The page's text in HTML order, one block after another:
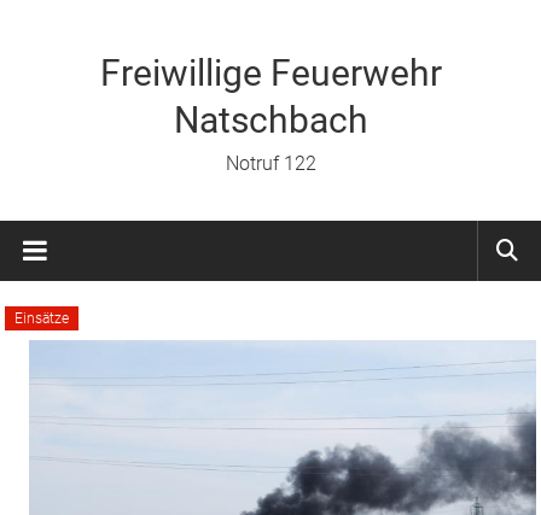
Freiwillige Feuerwehr
Natschbach
Notruf 122
Einsätze